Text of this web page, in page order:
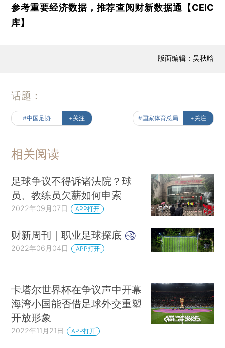
参考重要经济数据，推荐查阅 财新数据通【CEIC
库】
版面编辑：吴秋晗
话题：
#中国足协 +关注 #国家体育总局 +关注
相关阅读
足球争议不得诉诸法院？球
员、教练员欠薪如何申索
2022年09月07日 APP打开
财新周刊｜职业足球探底
2022年06月04日 APP打开
卡塔尔世界杯在争议声中开幕
海湾小国能否借足球外交重塑
开放形象
2022年11月21日 APP打开